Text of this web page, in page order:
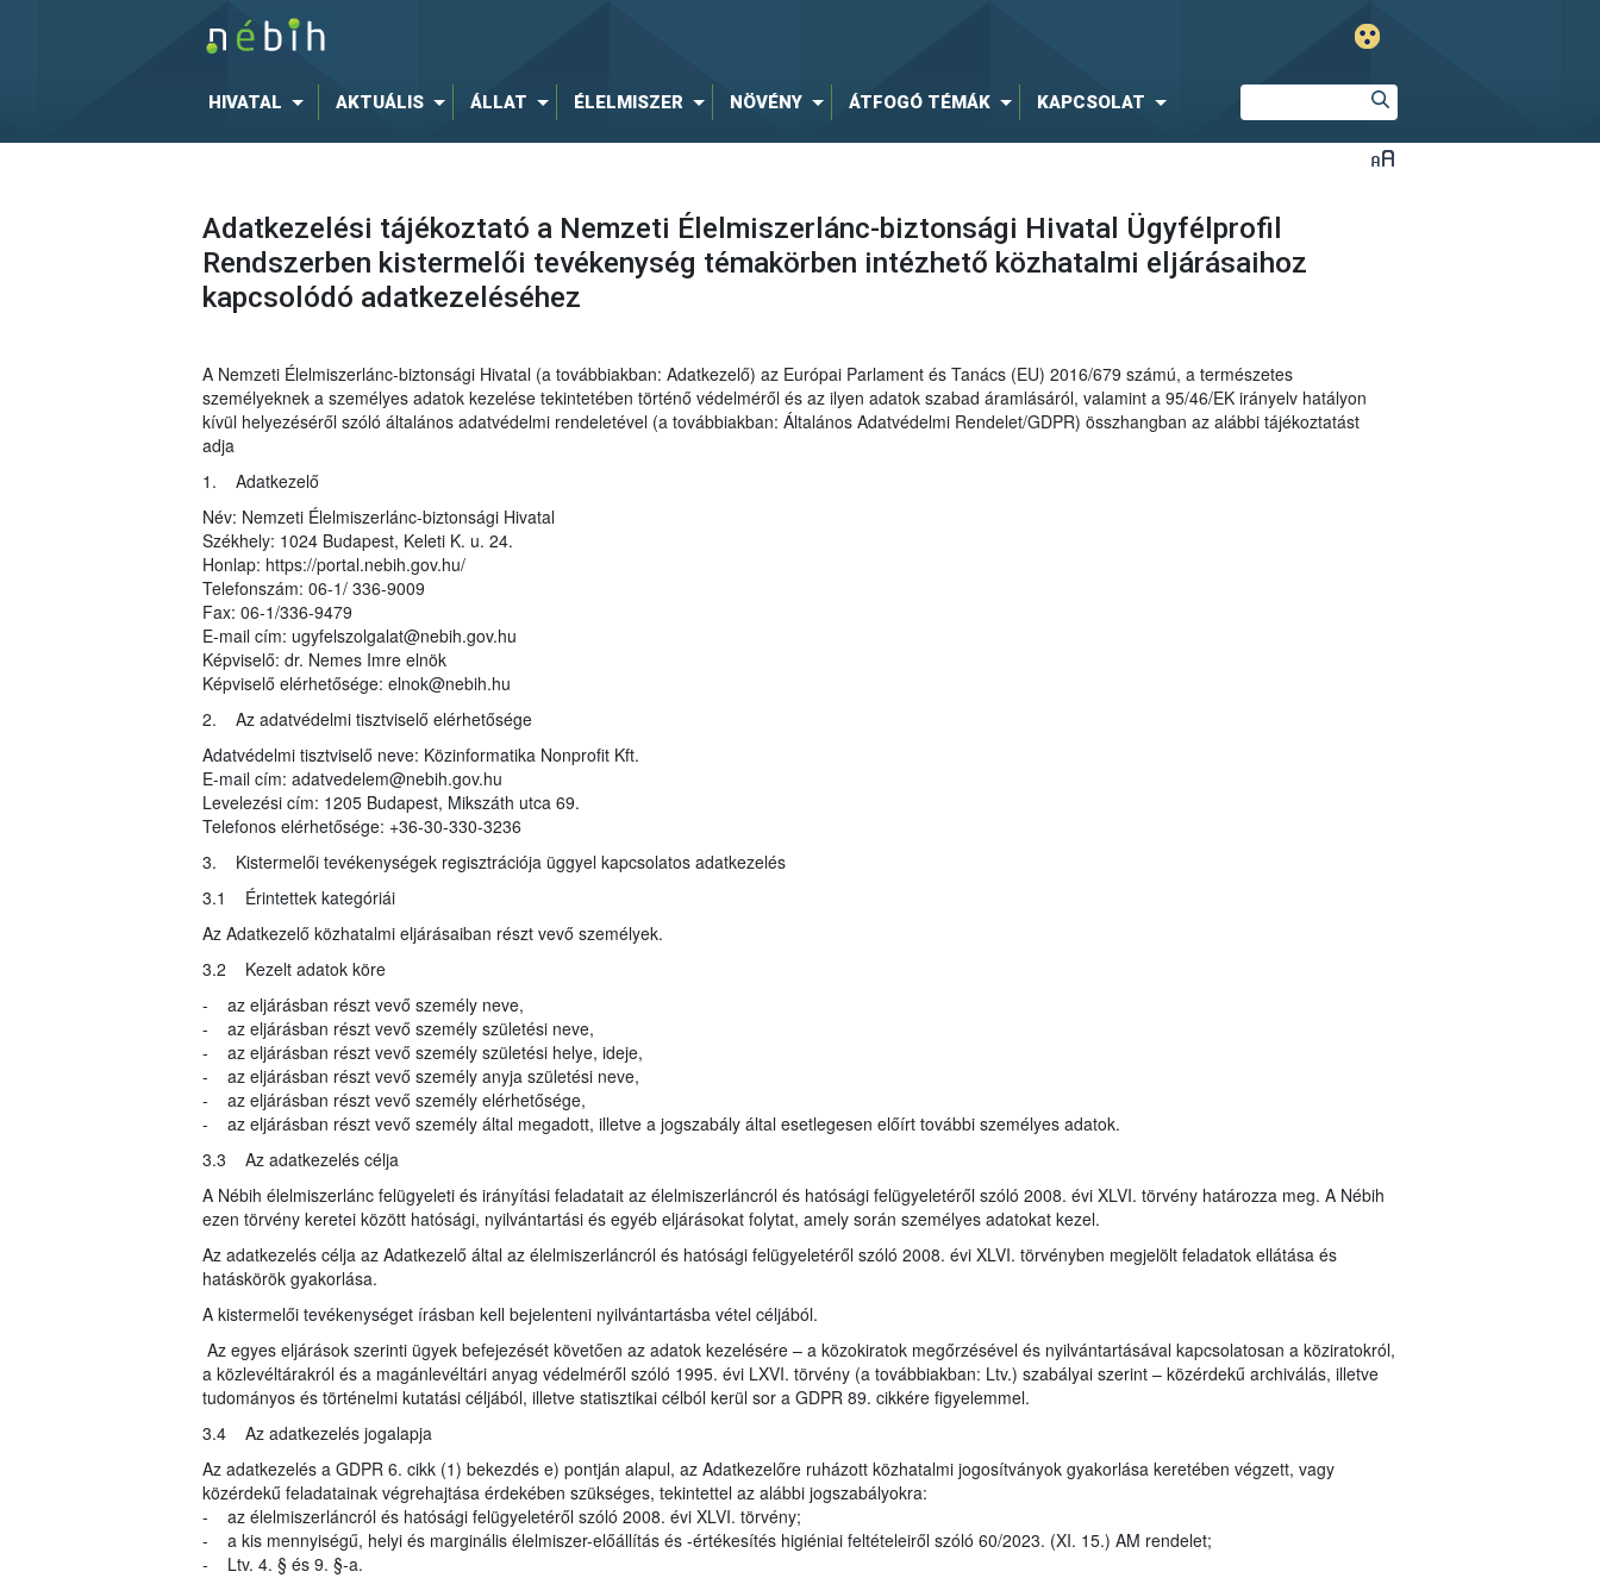
HIVATAL AKTUÁLIS ÁLLAT ÉLELMISZER NÖVÉNY ÁTFOGÓ TÉMÁK KAPCSOLAT
Adatkezelési tájékoztató a Nemzeti Élelmiszerlánc-biztonsági Hivatal Ügyfélprofil
Rendszerben kistermelői tevékenység témakörben intézhető közhatalmi eljárásaihoz
kapcsolódó adatkezeléséhez
A Nemzeti Élelmiszerlánc-biztonsági Hivatal (a továbbiakban: Adatkezelő) az Európai Parlament és Tanács (EU) 2016/679 számú, a természetes
személyeknek a személyes adatok kezelése tekintetében történő védelméről és az ilyen adatok szabad áramlásáról, valamint a 95/46/EK irányelv hatályon
kívül helyezéséről szóló általános adatvédelmi rendeletével (a továbbiakban: Általános Adatvédelmi Rendelet/GDPR) összhangban az alábbi tájékoztatást
adja
1. Adatkezelő
Név: Nemzeti Élelmiszerlánc-biztonsági Hivatal
Székhely: 1024 Budapest, Keleti K. u. 24.
Honlap: https://portal.nebih.gov.hu/
Telefonszám: 06-1/ 336-9009
Fax: 06-1/336-9479
E-mail cím: ugyfelszolgalat@nebih.gov.hu
Képviselő: dr. Nemes Imre elnök
Képviselő elérhetősége: elnok@nebih.hu
2. Az adatvédelmi tisztviselő elérhetősége
Adatvédelmi tisztviselő neve: Közinformatika Nonprofit Kft.
E-mail cím: adatvedelem@nebih.gov.hu
Levelezési cím: 1205 Budapest, Mikszáth utca 69.
Telefonos elérhetősége: +36-30-330-3236
3. Kistermelői tevékenységek regisztrációja üggyel kapcsolatos adatkezelés
3.1 Érintettek kategóriái
Az Adatkezelő közhatalmi eljárásaiban részt vevő személyek.
3.2 Kezelt adatok köre
- az eljárásban részt vevő személy neve,
- az eljárásban részt vevő személy születési neve,
- az eljárásban részt vevő személy születési helye, ideje,
- az eljárásban részt vevő személy anyja születési neve,
- az eljárásban részt vevő személy elérhetősége,
- az eljárásban részt vevő személy által megadott, illetve a jogszabály által esetlegesen előírt további személyes adatok.
3.3 Az adatkezelés célja
A Nébih élelmiszerlánc felügyeleti és irányítási feladatait az élelmiszerláncról és hatósági felügyeletéről szóló 2008. évi XLVI. törvény határozza meg. A Nébih
ezen törvény keretei között hatósági, nyilvántartási és egyéb eljárásokat folytat, amely során személyes adatokat kezel.
Az adatkezelés célja az Adatkezelő által az élelmiszerláncról és hatósági felügyeletéről szóló 2008. évi XLVI. törvényben megjelölt feladatok ellátása és
hatáskörök gyakorlása.
A kistermelői tevékenységet írásban kell bejelenteni nyilvántartásba vétel céljából.
Az egyes eljárások szerinti ügyek befejezését követően az adatok kezelésére – a közokiratok megőrzésével és nyilvántartásával kapcsolatosan a köziratokról,
a közlevéltárakról és a magánlevéltári anyag védelméről szóló 1995. évi LXVI. törvény (a továbbiakban: Ltv.) szabályai szerint – közérdekű archiválás, illetve
tudományos és történelmi kutatási céljából, illetve statisztikai célból kerül sor a GDPR 89. cikkére figyelemmel.
3.4 Az adatkezelés jogalapja
Az adatkezelés a GDPR 6. cikk (1) bekezdés e) pontján alapul, az Adatkezelőre ruházott közhatalmi jogosítványok gyakorlása keretében végzett, vagy
közérdekű feladatainak végrehajtása érdekében szükséges, tekintettel az alábbi jogszabályokra:
- az élelmiszerláncról és hatósági felügyeletéről szóló 2008. évi XLVI. törvény;
- a kis mennyiségű, helyi és marginális élelmiszer-előállítás és -értékesítés higiéniai feltételeiről szóló 60/2023. (XI. 15.) AM rendelet;
- Ltv. 4. § és 9. §-a.